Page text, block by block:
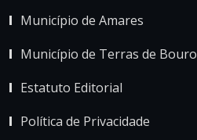
Município de Amares
Município de Terras de Bouro
Estatuto Editorial
Política de Privacidade